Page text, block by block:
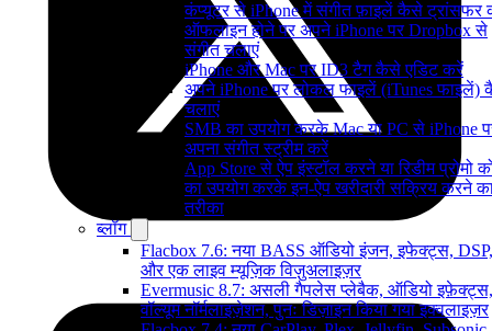
कंप्यूटर से iPhone में संगीत फ़ाइलें कैसे ट्रांसफर
ऑफलाइन होने पर अपने iPhone पर Dropbox से
संगीत चलाएं
iPhone और Mac पर ID3 टैग कैसे एडिट करें
अपने iPhone पर लोकल फाइलें (iTunes फाइलें)
चलाएं
SMB का उपयोग करके Mac या PC से iPhone
अपना संगीत स्ट्रीम करें
App Store से ऐप इंस्टॉल करने या रिडीम प्रोमो
का उपयोग करके इन-ऐप खरीदारी सक्रिय करने
तरीका
ब्लॉग
Flacbox 7.6: नया BASS ऑडियो इंजन, इफेक्ट्स, DSP,
और एक लाइव म्यूज़िक विज़ुअलाइज़र
Evermusic 8.7: असली गैपलेस प्लेबैक, ऑडियो इफ़ेक्ट्स,
वॉल्यूम नॉर्मलाइज़ेशन, पुनः डिज़ाइन किया गया इक्वलाइज़र